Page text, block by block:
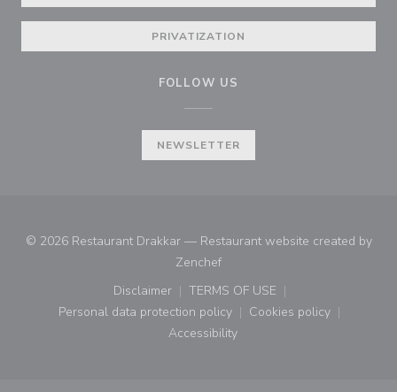
PRIVATIZATION
FOLLOW US
NEWSLETTER
© 2026 Restaurant Drakkar — Restaurant website created by
Zenchef((opens in a new window))
Disclaimer
((opens in a new window))
TERMS OF USE
((opens in a new window))
Personal data protection policy
((opens in a new window))
Cookies policy
((opens in a new
Accessibility
((opens in a new window))